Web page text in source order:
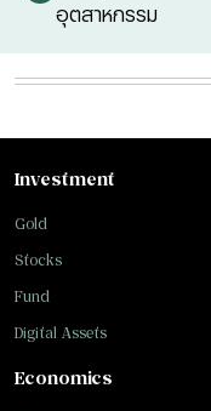
อุตสาหกรรม
Investment
Gold
Stocks
Fund
Digital Assets
Economics